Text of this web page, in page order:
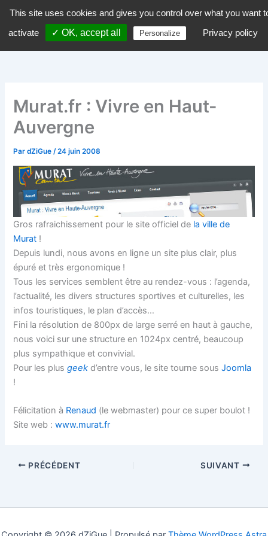
contenu
dZiGue
Murat.fr : Vivre en Haut-
Auvergne
PardZiGue/24 juin 2008
Gros rafraichissement pour le site officiel de la ville de
Murat !
Depuis lundi, nous avons en ligne un site plus clair, plus
épuré et très ergonomique !
Tous les services semblent être au rendez-vous : l’agenda,
l’actualité, les divers structures sportives et culturelles, les
infos touristiques, le plan d’accès…
Fini la résolution de 800px de large serré en haut à gauche,
nous voici sur une structure en 1024px centré, beaucoup
plus sympathique et convivial.
Pour les plusgeek d’entre vous, le site tourne sousJoomla
!
Félicitation à Renaud (le webmaster) pour ce super boulot !
Site web :www.murat.fr
PRÉCÉDENT SUIVANT
This site uses cookies and gives you control over what you want
activate
✓ OK, accept all Personalize Privacy policy